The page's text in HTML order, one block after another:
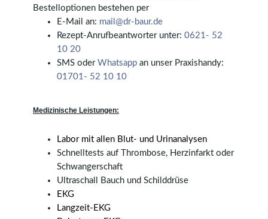
Bestelloptionen bestehen per
E-Mail an: mail@dr-baur.de
Rezept-Anrufbeantworter unter: 0621- 52
10 20
SMS oderWhatsapp an unser Praxishandy:
01701- 52 10 10
Medizinische Leistungen:
Labor mit allen Blut- und Urinanalysen
Schnelltests auf Thrombose, Herzinfarkt oder
Schwangerschaft
Ultraschall Bauch und Schilddrüse
EKG
Langzeit-EKG